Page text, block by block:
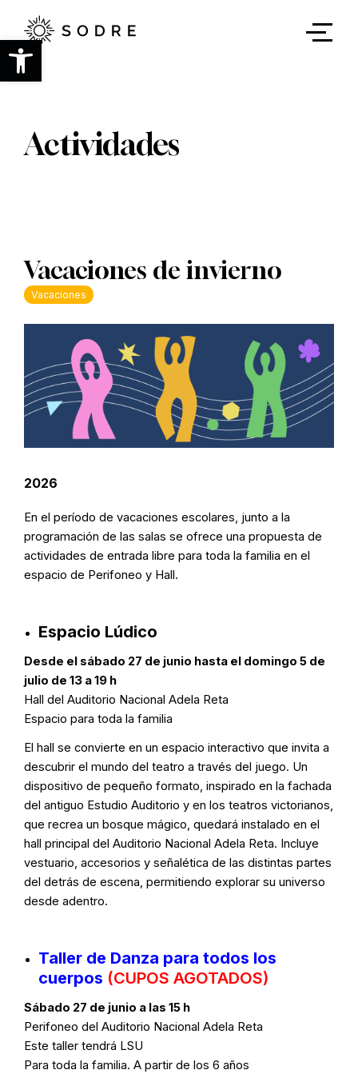
Abrir barra de herramientas
contenido
principal
Actividades
Vacaciones de invierno
Vacaciones
2026
En el período de vacaciones escolares, junto a la
programación de las salas se ofrece una propuesta de
actividades de entrada libre para toda la familia en el
espacio de Perifoneo y Hall.
Espacio Lúdico
Desde el sábado 27 de junio hasta el domingo 5 de
julio de 13 a 19 h
Hall del Auditorio Nacional Adela Reta
Espacio para toda la familia
El hall se convierte en un espacio interactivo que invita a
descubrir el mundo del teatro a través del juego. Un
dispositivo de pequeño formato, inspirado en la fachada
del antiguo Estudio Auditorio y en los teatros victorianos,
que recrea un bosque mágico, quedará instalado en el
hall principal del Auditorio Nacional Adela Reta. Incluye
vestuario, accesorios y señalética de las distintas partes
del detrás de escena, permitiendo explorar su universo
desde adentro.
Taller de Danza para todos los
cuerpos (CUPOS AGOTADOS)
Sábado 27 de junio a las 15 h
Perifoneo del Auditorio Nacional Adela Reta
Este taller tendrá LSU
Para toda la familia. A partir de los 6 años